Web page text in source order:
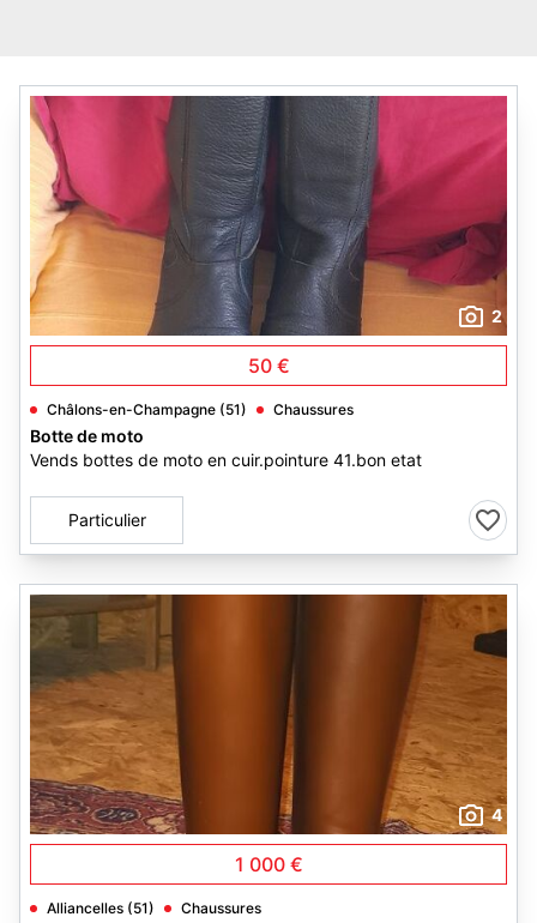
2
50 €
Châlons-en-Champagne (51) Chaussures
Botte de moto
Vends bottes de moto en cuir.pointure 41.bon etat
Particulier
4
1 000 €
Alliancelles (51) Chaussures